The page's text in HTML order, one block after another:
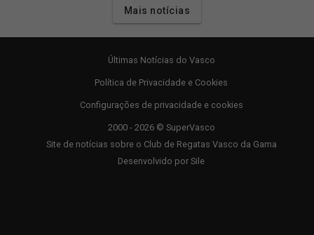
Mais notícias
Últimas Notícias do Vasco
Política de Privacidade e Cookies
Configurações de privacidade e cookies
2000 - 2026 © SuperVasco
Site de notícias sobre o Club de Regatas Vasco da Gama
Desenvolvido por Sile